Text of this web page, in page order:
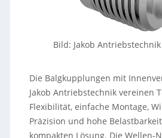
Bild: Jakob
Die Balgkupplungen mit
Jakob Antriebstechnik vereinen
Flexibilität, einfache Montage,
Präzision und hohe
kompakten Lösung. Die Wellen-